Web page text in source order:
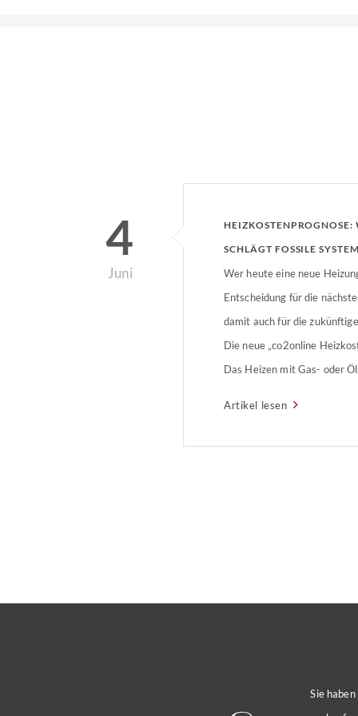
4
Juni
HEIZKOSTENPROGNOSE:
SCHLÄGT FOSSILE
VERGLEICH
Wer heute eine neue
Entscheidung für die
damit auch für die
Die neue „co2online
Das Heizen mit Gas- oder
Artikel lesen
Sie